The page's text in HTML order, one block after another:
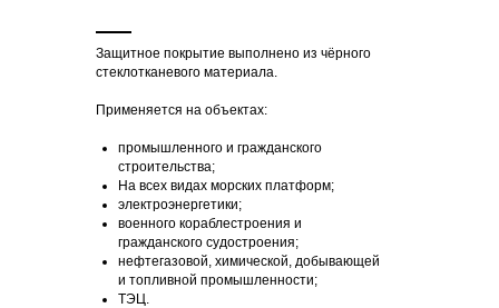
Защитное покрытие выполнено из чёрного
стеклотканевого материала.
Применяется на объектах:
промышленного и гражданского
строительства;
На всех видах морских платформ;
электроэнергетики;
военного кораблестроения и
гражданского судостроения;
нефтегазовой, химической, добывающей
и топливной промышленности;
ТЭЦ.